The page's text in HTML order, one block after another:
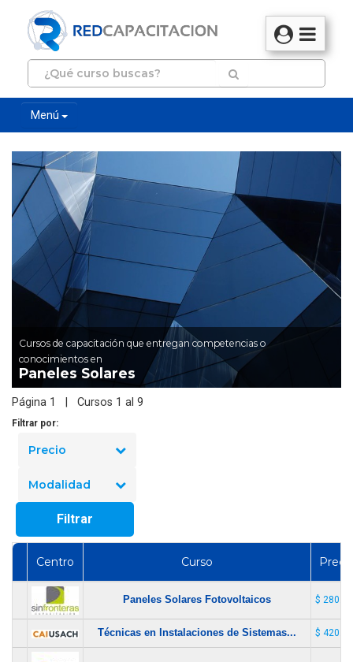
Menú
Cursos de capacitación que entregan competencias o
conocimientos en
Paneles Solares
Página 1 | Cursos 1 al 9
Filtrar por:
Precio
Modalidad
Filtrar
Centro Curso
Paneles Solares Fotovoltaicos $
Técnicas en Instalaciones de Sistemas... $